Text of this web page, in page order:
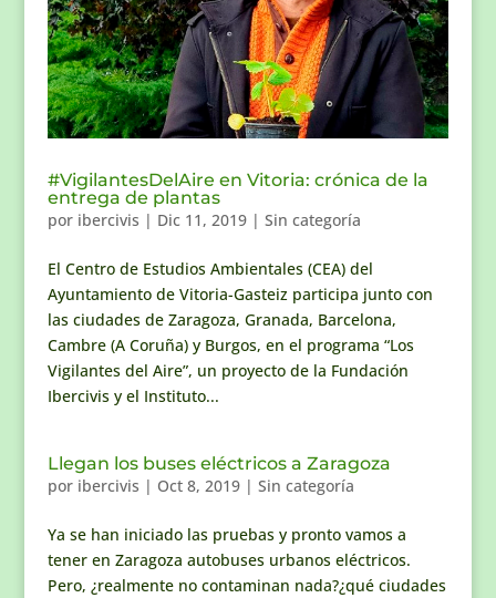
#VigilantesDelAire en Vitoria: crónica de la
entrega de plantas
por ibercivis | Dic 11, 2019| Sin categoría
El Centro de Estudios Ambientales (CEA) del
Ayuntamiento de Vitoria-Gasteiz participa junto con
las ciudades de Zaragoza, Granada, Barcelona,
Cambre (A Coruña) y Burgos, en el programa “Los
Vigilantes del Aire”, un proyecto de la Fundación
Ibercivis y el Instituto...
Llegan los buses eléctricos a Zaragoza
por ibercivis | Oct 8, 2019| Sin categoría
Ya se han iniciado las pruebas y pronto vamos a
tener en Zaragoza autobuses urbanos eléctricos.
Pero, ¿realmente no contaminan nada?¿qué ciudades